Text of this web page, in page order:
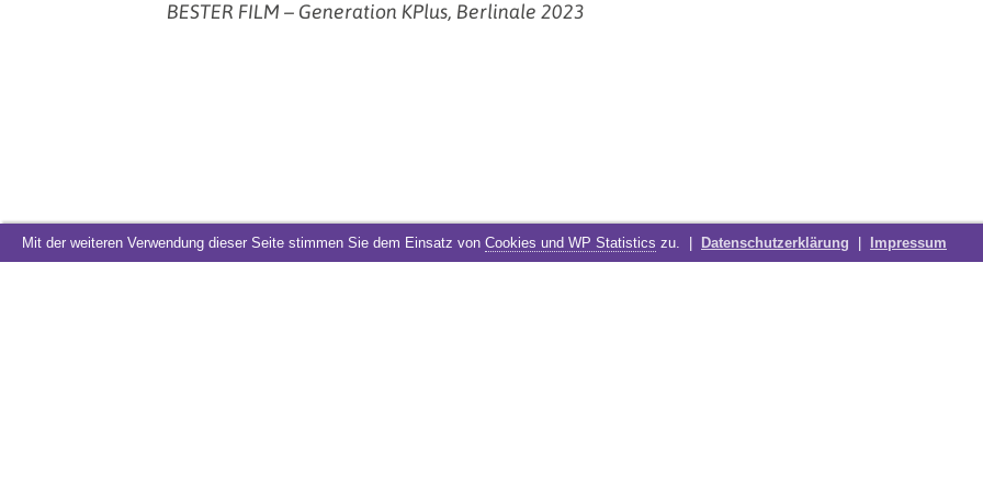
Mit der weiteren Verwendung dieser Seite stimmen Sie dem Einsatz von Cookies und WP Statistics zu. | Datenschutzerklärung Impressum
BESTER FILM – Generation KPlus, Berlinale 2023